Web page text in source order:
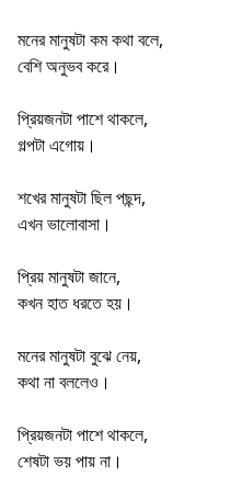
মনের মানুষটা কম কথা বলে,
বেশি অনুভব করে।
প্রিয়জনটা পাশে থাকলে,
গল্পটা এগোয়।
শখের মানুষটা ছিল পছন্দ,
এখন ভালোবাসা।
প্রিয় মানুষটা জানে,
কখন হাত ধরতে হয়।
মনের মানুষটা বুঝে নেয়,
কথা না বললেও।
প্রিয়জনটা পাশে থাকলে,
শেষটা ভয় পায় না।